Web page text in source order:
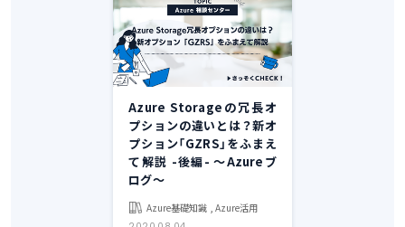
Azure Storageの冗長オ
プションの違いとは？新オ
プション「GZRS」をふまえ
て解説 -後編- ～Azureブ
ログ～
Azure基礎知識 , Azure活用